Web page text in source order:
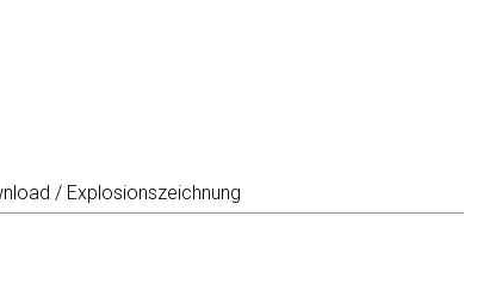
/ Explosionszeichnung